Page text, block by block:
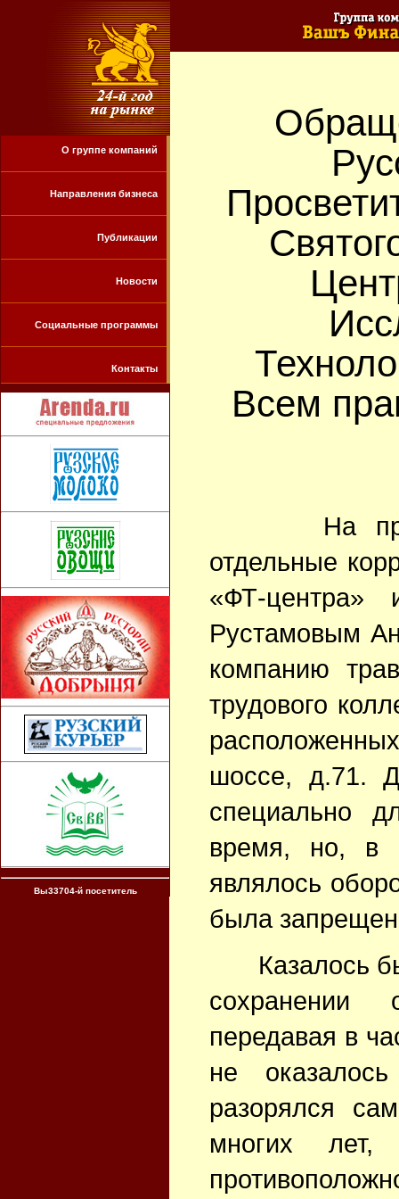
О группе компаний
Направления бизнеса
Публикации
Новости
Социальные программы
Контакты
Вы33704-й посетитель
Всем
На
отдельные
«ФТ-
Рустамовым
компанию
трудового
шоссе, д.71.
специально
время, но, в
являлось
была
Казалось
сохранении
передавая в
не
разорялся
многих лет,